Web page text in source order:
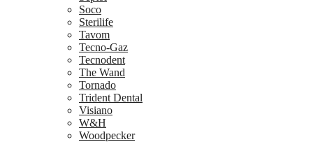
Soco
Sterilife
Tavom
Tecno-Gaz
Tecnodent
The Wand
Tornado
Trident Dental
Visiano
W&H
Woodpecker